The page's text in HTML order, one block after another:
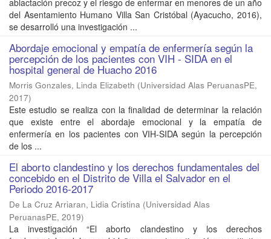
ablactación precoz y el riesgo de enfermar en menores de un año
del Asentamiento Humano Villa San Cristóbal (Ayacucho, 2016),
se desarrolló una investigación ...
Abordaje emocional y empatía de enfermería según la
percepción de los pacientes con VIH - SIDA en el
hospital general de Huacho 2016
Morris Gonzales, Linda Elizabeth (Universidad Alas PeruanasPE,
2017)
Este estudio se realiza con la finalidad de determinar la relación
que existe entre el abordaje emocional y la empatía de
enfermería en los pacientes con VIH-SIDA según la percepción
de los ...
El aborto clandestino y los derechos fundamentales del
concebido en el Distrito de Villa el Salvador en el
Periodo 2016-2017
De La Cruz Arriaran, Lidia Cristina (Universidad Alas
PeruanasPE, 2019)
La investigación “El aborto clandestino y los derechos